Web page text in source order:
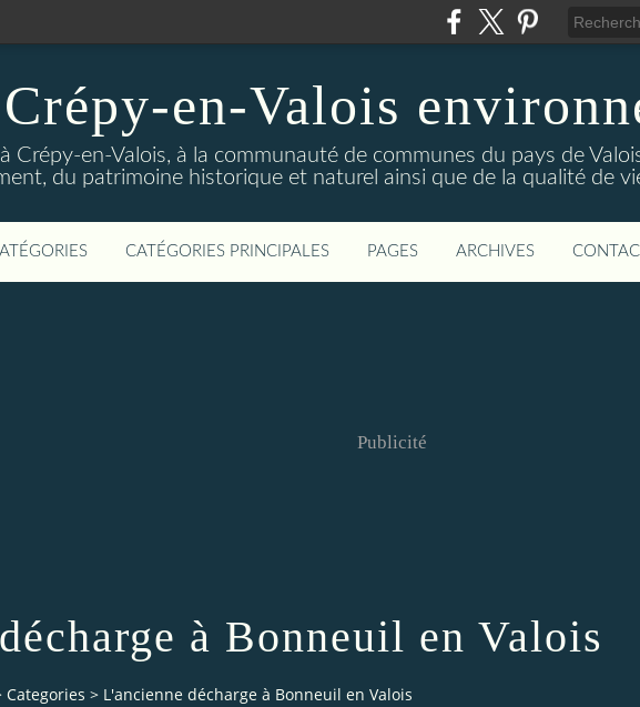
Crépy-en-Valois
Crépy-en-Valois, à la communauté de communes du pays de
du patrimoine historique et naturel ainsi que de la qualité de
CATÉGORIES PRINCIPALES PAGES ARCHIVES
Publicité
à Bonneuil en Valois
Categories > L'ancienne décharge à Bonneuil en Valois